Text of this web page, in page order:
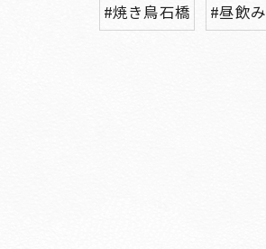
#焼き鳥石橋 #昼飲み